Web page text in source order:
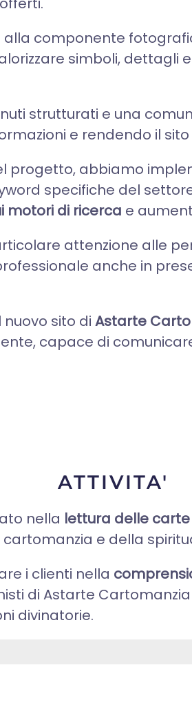
componente
simboli, dettagli
strutturati e una
e rendendo il
progetto, abbiamo
specifiche del
motori di ricerca e
attenzione alle
anche in
sito di Astarte
capace di
ATTIVITA'
nella lettura delle
e della
i clienti nella
di Astarte
divinatorie.